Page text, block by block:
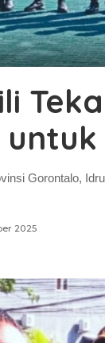
Gorontalo,
2025